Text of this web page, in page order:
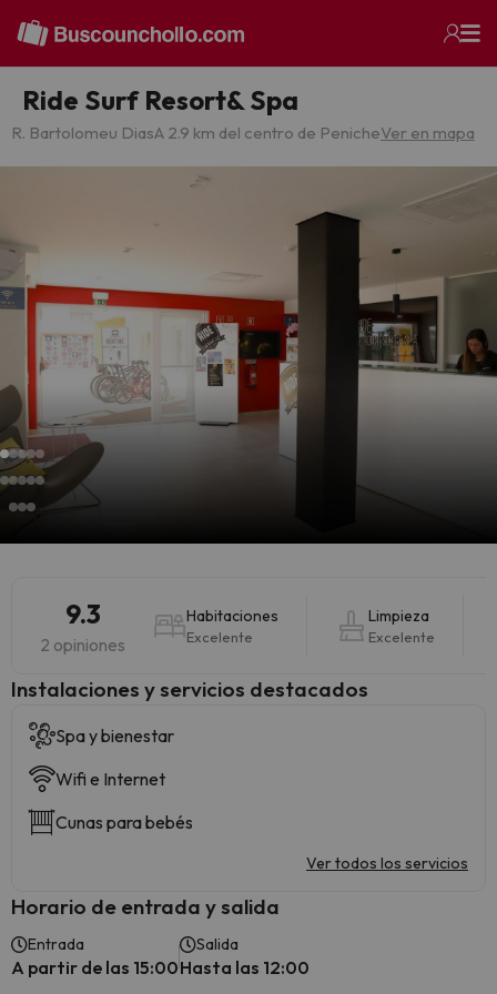
Ride Surf Resort& Spa
R. Bartolomeu DiasA 2.9 km del centro de PenicheVer en mapa
9.3
2 opiniones
Habitaciones
Excelente
Limpieza
Excelente
Instalaciones y servicios destacados
Spa y bienestar
Wifi e Internet
Cunas para bebés
Ver todos los servicios
Horario de entrada y salida
Entrada
A partir de las 15:00
Salida
Hasta las 12:00